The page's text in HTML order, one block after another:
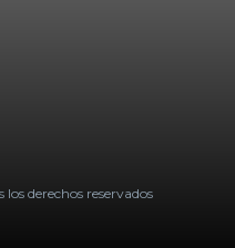
los derechos reservados